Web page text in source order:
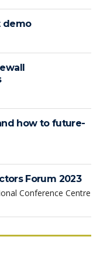
demo
how to future-
Forum 2023
Conference Centre